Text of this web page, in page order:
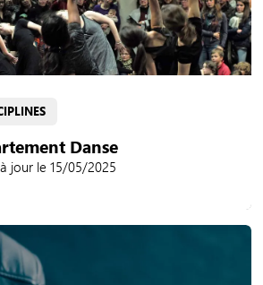
Danse
jour le 15/05/2025